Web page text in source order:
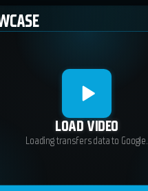
LOAD VIDEO
Loading transfers data to Google.